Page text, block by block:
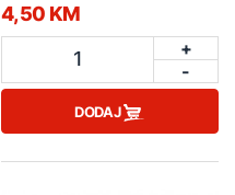
4,50 KM
1
+
-
DODAJ